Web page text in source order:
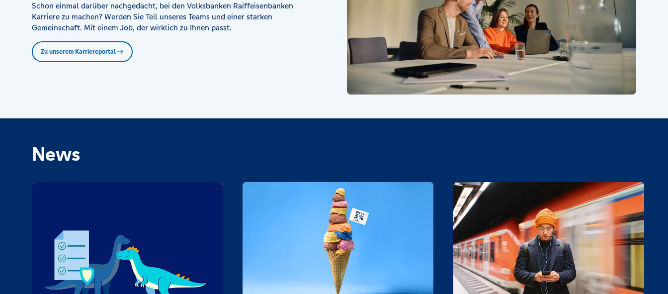
Schon einmal darüber nachgedacht, bei den Volksbanken Raiffeisenbanken
Karriere zu machen? Werden Sie Teil unseres Teams und einer starken
Gemeinschaft. Mit einem Job, der wirklich zu Ihnen passt.
Zu unserem Karriereportal
News